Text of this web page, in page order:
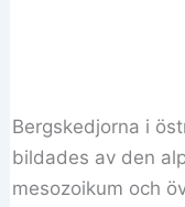
Bergskedjorna i
bildades av den
mesozoikum och